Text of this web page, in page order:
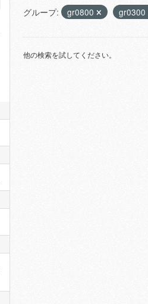
グループ: gr0800 gr0300
他の検索を試してください。